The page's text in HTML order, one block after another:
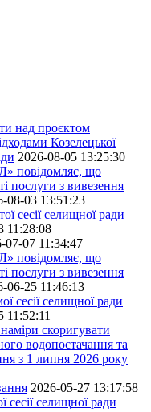
над проєктом
Козелецької
2026-08-05 13:25:30
що
послуги з вивезення
08-03 13:51:23
сесії селищної ради
11:28:08
07-07 11:34:47
що
послуги з вивезення
06-25 11:46:13
сесії селищної ради
11:52:11
скоригувати
водопостачання та
з 1 липня 2026 року
2026-05-27 13:17:58
сесії селищної ради